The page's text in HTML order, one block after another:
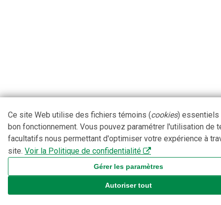
Ce site Web utilise des fichiers témoins (cookies) essentiels
bon fonctionnement. Vous pouvez paramétrer l'utilisation de
facultatifs nous permettant d'optimiser votre expérience à
site. Voir la Politique de confidentialité
Gérer les paramètres
Autoriser tout